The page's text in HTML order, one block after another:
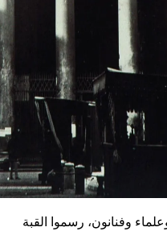
وفنانون، رسموا القبة